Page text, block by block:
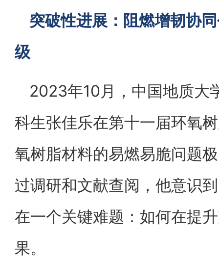
突破性进展：阻燃增韧协
级
2023年10月，中国地质大
科生张佳乐在第十一届环氧
氧树脂材料的易燃易脆问题
过调研和文献查阅，他意识
在一个关键难题：如何在提
果。